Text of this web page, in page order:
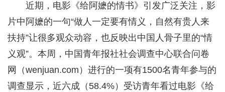
近期，电影《给阿嬷的情书》引发广泛关注，影
片中阿嬷的一句“做人一定要有情义，自然有贵人来
扶持”让很多观众动容，也反映出中国人骨子里的“情
义观”。本周，中国青年报社社会调查中心联合问卷
网（wenjuan.com）进行的一项有1500名青年参与的
调查显示，近六成（58.4%）受访青年看过电影《给